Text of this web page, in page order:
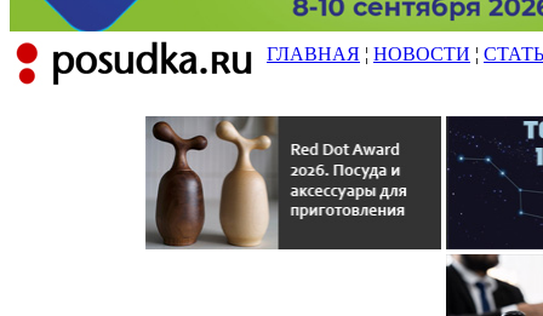
ГЛАВНАЯ ¦ НОВОСТИ ¦